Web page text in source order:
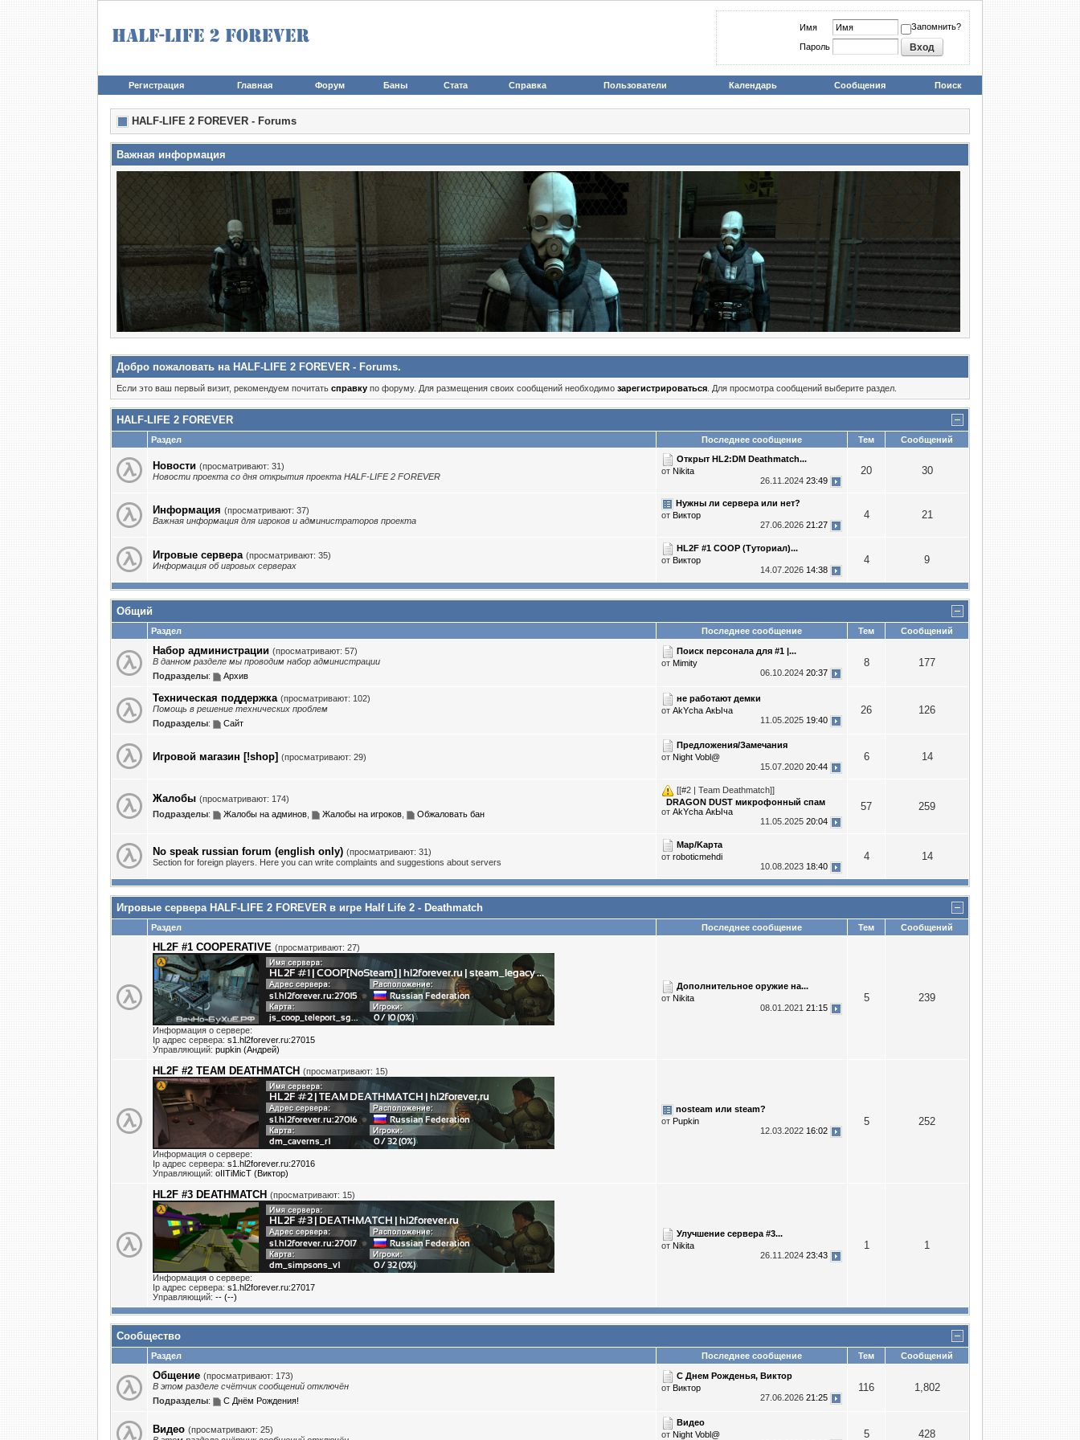
Имя Запомнить?
Пароль
Регистрация Главная Форум Баны Стата Справка Пользователи Календарь Сообщения Поиск
HALF-LIFE 2 FOREVER - Forums
Важная информация
Добро пожаловать на HALF-LIFE 2 FOREVER - Forums.
Если это ваш первый визит, рекомендуем почитать справку по форуму. Для размещения своих сообщений необходимо зарегистрироваться . Для просмотра сообщений выберите раздел.
HALF-LIFE 2 FOREVER
Раздел Последнее сообщение Тем Сообщений
Новости (просматривают: 31)
Новости проекта со дня открытия проекта HALF-LIFE 2 FOREVER
Открыт HL2:DM Deathmatch...
от Nikita
26.11.2024 23:49
20 30
Информация (просматривают: 37)
Важная информация для игроков и администраторов проекта
Нужны ли сервера или нет?
от Виктор
27.06.2026 21:27
4 21
Игровые сервера (просматривают: 35)
Информация об игровых серверах
HL2F #1 COOP (Туториал)...
от Виктор
14.07.2026 14:38
4 9
Общий
Раздел Последнее сообщение Тем Сообщений
Набор администрации (просматривают: 57)
В данном разделе мы проводим набор администрации
Подразделы: Архив
Поиск персонала для #1 |...
от Mimity
06.10.2024 20:37
8 177
Техническая поддержка (просматривают: 102)
Помощь в решение технических проблем
Подразделы: Сайт
не работают демки
от AkYcha АкЫча
11.05.2025 19:40
26 126
Игровой магазин [!shop] (просматривают: 29)
Предложения/Замечания
от Night Vobl@
15.07.2020 20:44
6 14
Жалобы (просматривают: 174)
Подразделы: Жалобы на админов Жалобы на игроков Обжаловать бан
[[#2 | Team Deathmatch]]
DRAGON DUST микрофонный спам
от AkYcha АкЫча
11.05.2025 20:04
57 259
No speak russian forum (english only) (просматривают: 31)
Section for foreign players. Here you can write complaints and suggestions about servers
Map/Kapтa
от roboticmehdi
10.08.2023 18:40
4 14
Игровые сервера HALF-LIFE 2 FOREVER в игре Half Life 2 - Deathmatch
Раздел Последнее сообщение Тем Сообщений
HL2F #1 COOPERATIVE (просматривают: 27)
Информация о сервере:
Ip адрес сервера: s1.hl2forever.ru:27015
Управляющий: pupkin (Андрей)
Дополнительное оружие на...
от Nikita
08.01.2021 21:15
5 239
HL2F #2 TEAM DEATHMATCH (просматривают: 15)
Информация о сервере:
Ip адрес сервера: s1.hl2forever.ru:27016
Управляющий: oIITiMicT (Виктор)
nosteam или steam?
от Puрkin
12.03.2022 16:02
5 252
HL2F #3 DEATHMATCH (просматривают: 15)
Информация о сервере:
Ip адрес сервера: s1.hl2forever.ru:27017
Управляющий: -- (--)
Улучшение сервера #3...
от Nikita
26.11.2024 23:43
1 1
Сообщество
Раздел Последнее сообщение Тем Сообщений
Общение (просматривают: 173)
В этом разделе счётчик сообщений отключён
Подразделы: С Днём Рождения!
С Днем Рожденья, Виктор
от Виктор
27.06.2026 21:25
116 1,802
Видео (просматривают: 25)
Видео
от Night Vobl@
5 428